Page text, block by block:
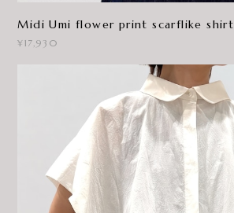
Midi Umi flower print scarflike shirt
¥17,930